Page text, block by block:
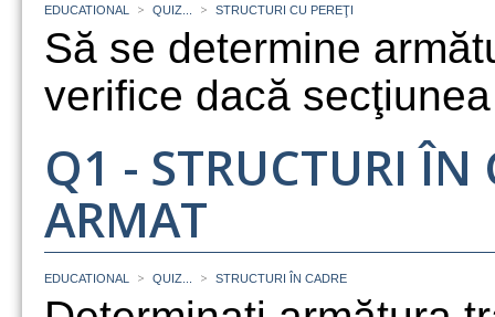
EDUCATIONAL > QUIZ... > STRUCTURI CU PEREŢI
Să se determine
verifice dacă
Q1 - STRUCTURI ÎN
ARMAT
EDUCATIONAL > QUIZ... > STRUCTURI ÎN CADRE